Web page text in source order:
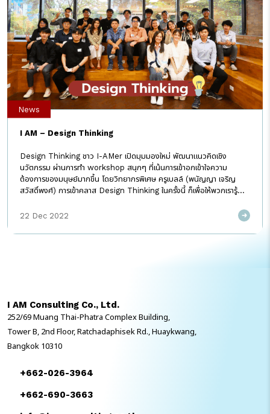
I AM – Design Thinking
Design Thinking ชาว I-AMer เปิดมุมมองใหม่ พัฒนาแนวคิดเชิง
นวัตกรรม ผ่านการทำ workshop สนุกๆ ที่เน้นการเข้าอกเข้าใจความ
ต้องการของมนุษย์มากขึ้น โดยวิทยากรพิเศษ ครูเบลล์ (พนัญญา เจริญ
สวัสดิ์พงศ์) การเข้าคลาส Design Thinking ในครั้งนี้ ก็เพื่อให้พวกเรารู้
เดียใหม่ๆ และเปิดทางเลือกใหม่ให้กับการทำงานและการใช้ชีวิตได้อย่าง
เข้าใจลูกค้าให้ได้มากที่สุด เพื่อสร้างนวัตกรรมที่ตอบโจทย์ ช่วยขับเคลื่อน
News
22 Dec 2022
I AM Consulting Co., Ltd.
252/69 Muang Thai-Phatra Complex Building,
Tower B, 2nd Floor, Ratchadaphisek Rd., Huaykwang,
Bangkok 10310
+662-026-3964
+662-690-3663